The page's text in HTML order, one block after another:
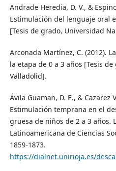
Andrade Heredia, D. V., &
Estimulación del lenguaje oral
[Tesis de grado, Universidad
Arconada Martínez, C. (2012).
la etapa de 0 a 3 años [Tesis
Valladolid].
Ávila Guaman, D. E., & Cazarez
Estimulación temprana en el
gruesa de niños de 2 a 3 años.
Latinoamericana de Ciencias
1859-1873.
https://dialnet.unirioja.es/